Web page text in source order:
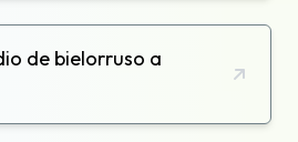
de bielorruso a